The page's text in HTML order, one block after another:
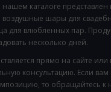
нашем каталоге
воздушные шары для
для влюбленных пар.
несколько дней.
прямо на сайте
консультацию. Если
то обращайтесь к